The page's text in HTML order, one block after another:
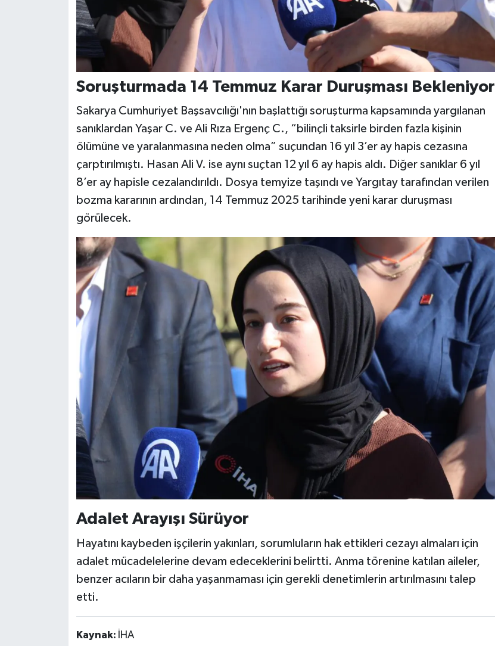
Soruşturmada 14 Temmuz Karar Duruşması Bekleniyor
Sakarya Cumhuriyet Başsavcılığı'nın başlattığı soruşturma kapsamında yargılanan
sanıklardan Yaşar C. ve Ali Rıza Ergenç C., “bilinçli taksirle birden fazla kişinin
ölümüne ve yaralanmasına neden olma” suçundan 16 yıl 3’er ay hapis cezasına
çarptırılmıştı. Hasan Ali V. ise aynı suçtan 12 yıl 6 ay hapis aldı. Diğer sanıklar 6 yıl
8’er ay hapisle cezalandırıldı. Dosya temyize taşındı ve Yargıtay tarafından verilen
bozma kararının ardından, 14 Temmuz 2025 tarihinde yeni karar duruşması
görülecek.
Adalet Arayışı Sürüyor
Hayatını kaybeden işçilerin yakınları, sorumluların hak ettikleri cezayı almaları için
adalet mücadelelerine devam edeceklerini belirtti. Anma törenine katılan aileler,
benzer acıların bir daha yaşanmaması için gerekli denetimlerin artırılmasını talep
etti.
Kaynak: İHA